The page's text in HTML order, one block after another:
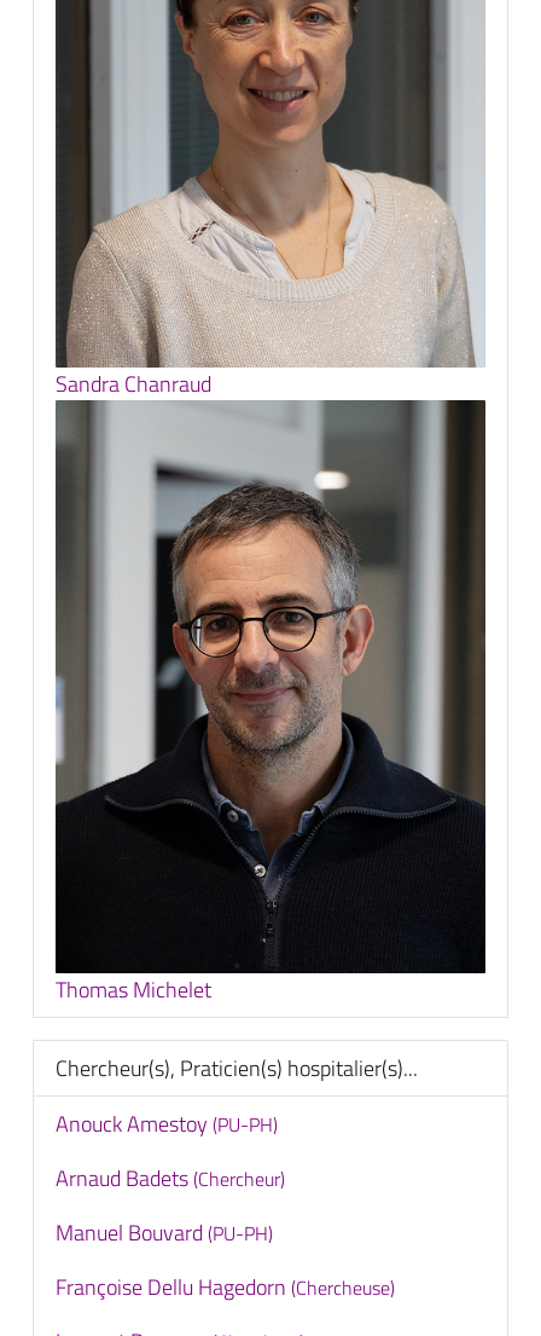
Sandra Chanraud
Thomas Michelet
Chercheur(s), Praticien(s) hospitalier(s)...
Anouck Amestoy (PU-PH)
Arnaud Badets(Chercheur)
Manuel Bouvard (PU-PH)
Françoise Dellu Hagedorn (Chercheuse)